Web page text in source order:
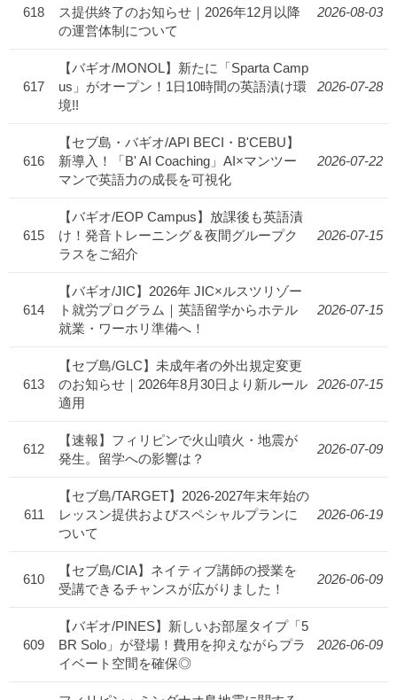
618
ス提供終了のお知らせ｜2026年12月以降
の運営体制について
2026-08-03
617
【バギオ/MONOL】新たに「Sparta Camp
us」がオープン！1日10時間の英語漬け環
境!!
2026-07-28
616
【セブ島・バギオ/API BECI・B'CEBU】
新導入！「B' AI Coaching」AI×マンツー
マンで英語力の成長を可視化
2026-07-22
615
【バギオ/EOP Campus】放課後も英語漬
け！発音トレーニング＆夜間グループク
ラスをご紹介
2026-07-15
614
【バギオ/JIC】2026年 JIC×ルスツリゾー
ト就労プログラム｜英語留学からホテル
就業・ワーホリ準備へ！
2026-07-15
613
【セブ島/GLC】未成年者の外出規定変更
のお知らせ｜2026年8月30日より新ルール
適用
2026-07-15
612
【速報】フィリピンで火山噴火・地震が
発生。留学への影響は？
2026-07-09
611
【セブ島/TARGET】2026-2027年末年始の
レッスン提供およびスペシャルプランに
ついて
2026-06-19
610
【セブ島/CIA】ネイティブ講師の授業を
受講できるチャンスが広がりました！
2026-06-09
609
【バギオ/PINES】新しいお部屋タイプ「5
BR Solo」が登場！費用を抑えながらプラ
イベート空間を確保◎
2026-06-09